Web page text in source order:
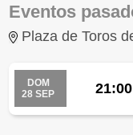
Eventos
Plaza de Toros
DOM
28 SEP
21:00